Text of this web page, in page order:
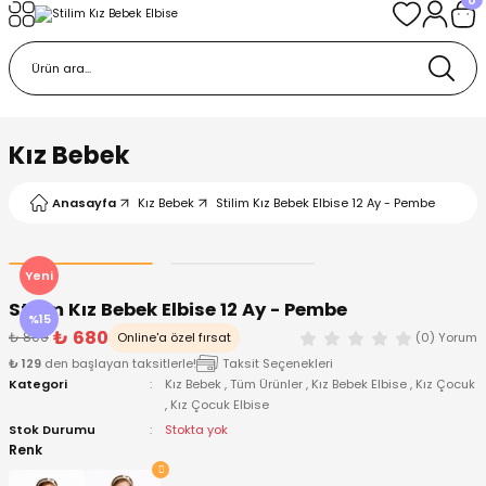
Kız Bebek
Anasayfa Kız Bebek Stilim Kız Bebek Elbise 12 Ay - Pembe
Yeni
%15
Stilim Kız Bebek Elbise 12 Ay - Pembe
₺ 800 ₺ 680 Online'a özel fırsat
(0) Yorum
₺ 129 den başlayan taksitlerle!
Taksit Seçenekleri
Kategori
Kız Bebek ,Tüm Ürünler , Kız Bebek Elbise , Kız Çocuk
, Kız Çocuk Elbise
Stok Durumu
Stokta yok
Renk
Giyim
Bere ve Eldiven
Body
Bere ve Eldiven
Body
ve Patik
Çıkışı ve Zıbın Seti
Ürünleri